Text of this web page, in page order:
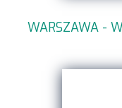
WARSZAWA -